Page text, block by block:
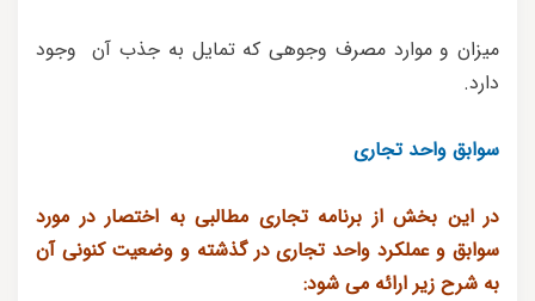
میزان و موارد مصرف وجوهی که تمایل به جذب آن وجود
دارد.
سوابق واحد تجاری
در این بخش از برنامه تجاری مطالبی به اختصار در مورد
سوابق و عملکرد واحد تجاری در گذشته و وضعیت کنونی آن
به شرح زیر ارائه می شود: